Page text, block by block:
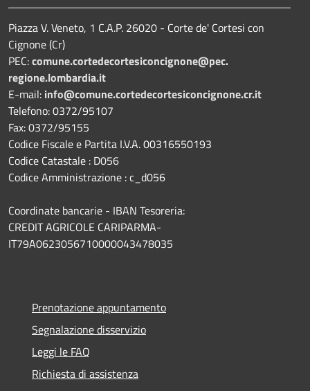
Piazza V. Veneto, 1 C.A.P. 26020 - Corte de' Cortesi con
Cignone (Cr)
PEC:comune.cortedecortesiconcignone@pec.
regione.lombardia.it
E-mail: info@comune.cortedecortesiconcignone.cr.it
Telefono: 0372/95107
Fax: 0372/95155
Codice Fiscale e Partita I.V.A. 00316550193
Codice Catastale : D056
Codice Amministrazione : c_d056
Coordinate bancarie - IBAN Tesoreria:
CREDIT AGRICOLE CARIPARMA-
IT79A0623056710000043478035
Prenotazione appuntamento
Segnalazione disservizio
Leggi le FAQ
Richiesta di assistenza